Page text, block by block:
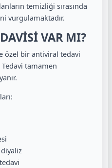
temizliği sırasında
vurgulamaktadır.
VAR MI?
özel bir antiviral tedavi
Tedavi tamamen